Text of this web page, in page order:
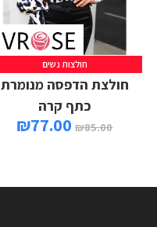
חולצות נשים
חולצת הדפסה מנומרת
כתף קרה
₪85.00
₪77.00